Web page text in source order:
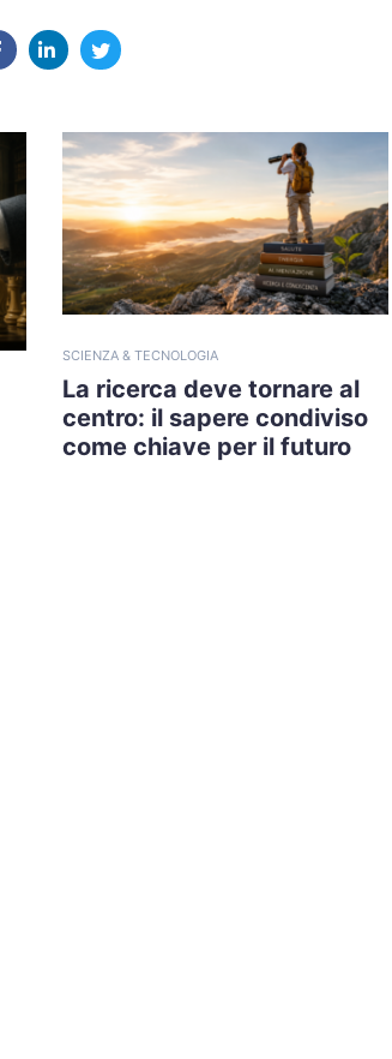
SCIENZA & TECNOLOGIA
La ricerca deve tornare al
centro: il sapere condiviso
come chiave per il futuro